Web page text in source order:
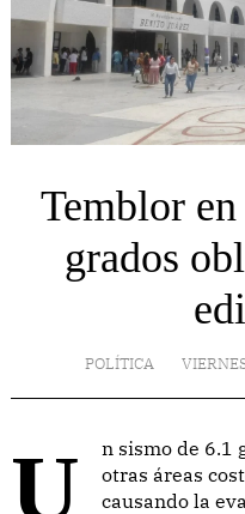
Temblor
grados
POLÍTICA
Un sismo de 6.1 grados se registró en Cancún y
otras áreas
causando la